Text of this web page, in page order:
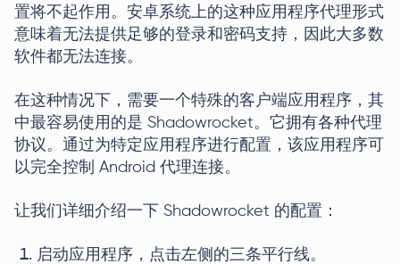
置将不起作用。安卓系统上的这种应用程序代理形式
意味着无法提供足够的登录和密码支持，因此大多数
软件都无法连接。
在这种情况下，需要一个特殊的客户端应用程序，其
中最容易使用的是 Shadowrocket。它拥有各种代理
协议。通过为特定应用程序进行配置，该应用程序可
以完全控制 Android 代理连接。
让我们详细介绍一下 Shadowrocket 的配置：
启动应用程序，点击左侧的三条平行线。